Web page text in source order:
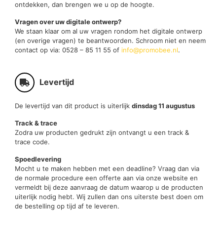
ontdekken, dan brengen we u op de hoogte.
Vragen over uw digitale ontwerp?
We staan klaar om al uw vragen rondom het digitale ontwerp
(en overige vragen) te beantwoorden. Schroom niet en neem
contact op via: 0528 – 85 11 55 of info@promobee.nl.
Levertijd
De levertijd van dit product is uiterlijk dinsdag 11 augustus
Track & trace
Zodra uw producten gedrukt zijn ontvangt u een track &
trace code.
Spoedlevering
Mocht u te maken hebben met een deadline? Vraag dan via
de normale procedure een offerte aan via onze website en
vermeldt bij deze aanvraag de datum waarop u de producten
uiterlijk nodig hebt. Wij zullen dan ons uiterste best doen om
de bestelling op tijd af te leveren.